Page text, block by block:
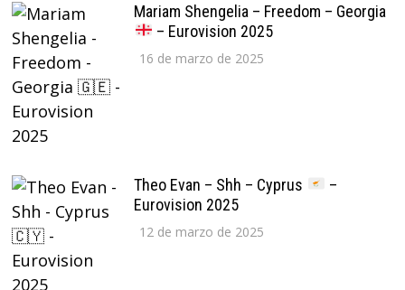
Mariam Shengelia – Freedom – Georgia
– Eurovision 2025
16 de marzo de 2025
Theo Evan – Shh – Cyprus
–
Eurovision 2025
12 de marzo de 2025